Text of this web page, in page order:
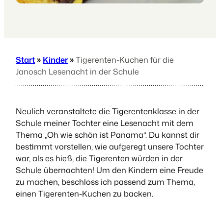
Start» Kinder»Tigerenten-Kuchen für die
Janosch Lesenacht in der Schule
Neulich veranstaltete die Tigerentenklasse in der
Schule meiner Tochter eine Lesenacht mit dem
Thema „Oh wie schön ist Panama“. Du kannst dir
bestimmt vorstellen, wie aufgeregt unsere Tochter
war, als es hieß, die Tigerenten würden in der
Schule übernachten! Um den Kindern eine Freude
zu machen, beschloss ich passend zum Thema,
einen Tigerenten-Kuchen zu backen.